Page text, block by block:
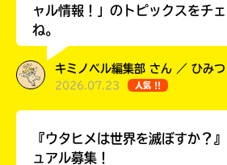
Loading
ャル情報！」のトピックスをチ
ね。
キミノベル編集部 さん ／ ひみ
2026.07.23 人気 !!
『ウタヒメは世界を滅ぼすか？
ュアル募集！